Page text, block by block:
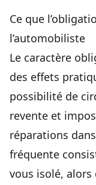
Ce que
l’automobiliste
Le caractère
des effets
possibilité de
revente et
réparations
fréquente
vous isolé,